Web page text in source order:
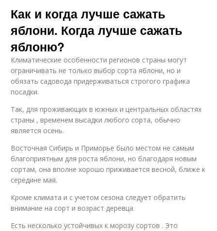
Как и когда лучше сажать
яблони. Когда лучше сажать
яблоню?
Климатические особенности регионов страны могут
ограничивать не только выбор сорта яблони, но и
обязать садовода придерживаться строгого графика
посадки.
Так, для проживающих в южных и центральных областях
страны , временем высадки любого сорта, обычно
является осень.
Восточная Сибирь и Приморье было местом не самым
благоприятным для роста яблони, но благодаря новым
сортам, она вполне хорошо приживается весной, ближе к
середине мая.
Кроме климата и с учетом сезона следует обратить
внимание на сорт и возраст деревца.
Есть несколько устойчивых к морозу сортов . Это